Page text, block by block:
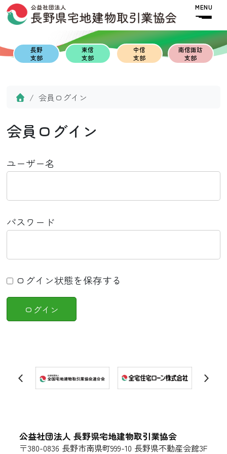
Skip to content
Skip to footer
長野
支部
東信
支部
中信
支部
南信諏訪
支部
Home会員ログイン
会員ログイン
ユーザー名
パスワード
ログイン状態を保存する
公益社団法人 長野県宅地建物取引業協会
〒380-0836 長野市南県町999-10 長野県不動産会館3F
MENU